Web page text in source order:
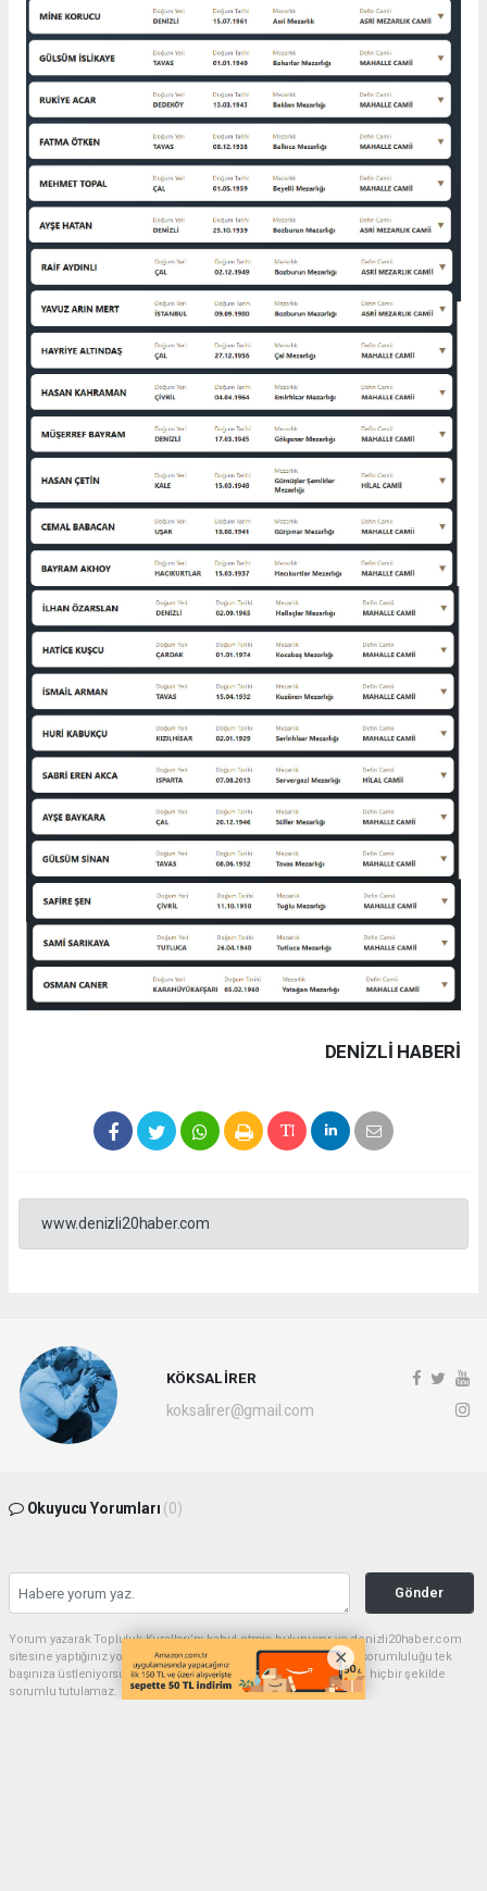
DENIZLI HABERİ
www.denizli20haber.com
KÖKSAL İRER
koksalirer@gmail.com
Okuyucu Yorumları (0)
Gönder
Yorum yazarak Topluluk Kuralları’nı kabul etmiş bulunuyor ve denizli20haber.com
sitesine yaptığınız yorumunuzla ilgili doğrudan veya dolaylı tüm sorumluluğu tek
başınıza üstleniyorsunuz. Yazılan tüm yorumlardan site yönetimi hiçbir şekilde
sorumlu tutulamaz.